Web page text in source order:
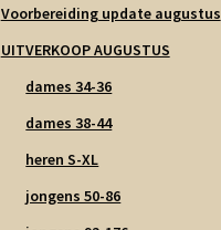
Voorbereiding update augustus
UITVERKOOP AUGUSTUS
dames 34-36
dames 38-44
heren S-XL
jongens 50-86